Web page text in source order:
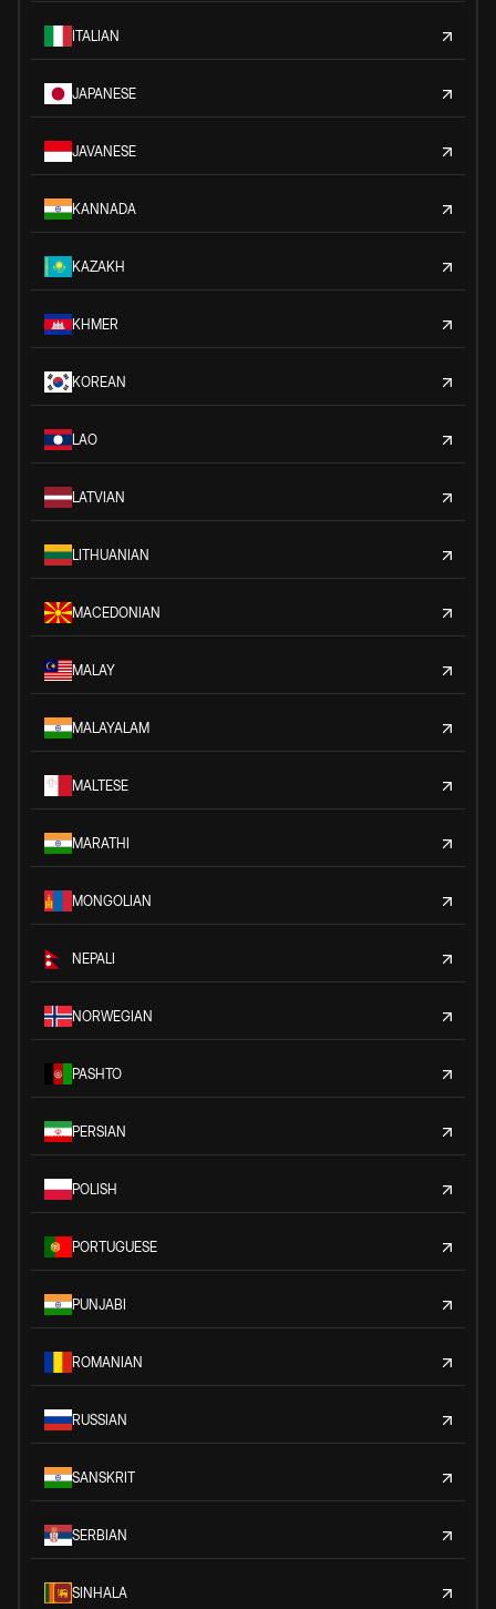
ITALIAN
JAPANESE
JAVANESE
KANNADA
KAZAKH
KHMER
KOREAN
LAO
LATVIAN
LITHUANIAN
MACEDONIAN
MALAY
MALAYALAM
MALTESE
MARATHI
MONGOLIAN
NEPALI
NORWEGIAN
PASHTO
PERSIAN
POLISH
PORTUGUESE
PUNJABI
ROMANIAN
RUSSIAN
SANSKRIT
SERBIAN
SINHALA